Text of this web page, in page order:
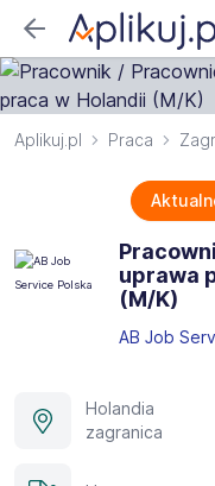
Aplikuj.pl Praca
uprawa
(M/K)
AB Job
Holandia
zagranica